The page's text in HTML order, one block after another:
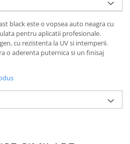
black este o vopsea auto neagra cu
pentru aplicatii profesionale.
cu rezistenta la UV si intemperii.
o aderenta puternica si un finisaj